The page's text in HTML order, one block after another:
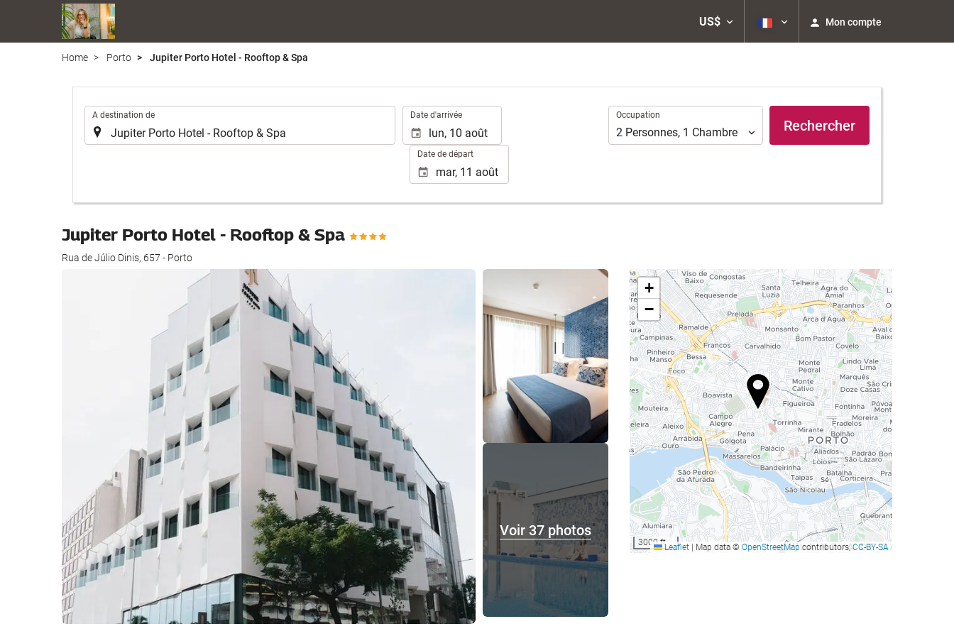
US$ Mon compte
Home Porto Jupiter Porto Hotel - Rooftop & Spa
A destination de Date d'arrivée
Date de départ
Occupation
Occupation
2 Personnes, 1 Chambre Rechercher
Jupiter Porto Hotel - Rooftop & Spa
Rua de Júlio Dinis, 657 - Porto
Voir 37 photos
+
−
3000 ftLeaflet Map data © OpenStreetMap contributors,CC-BY-SA